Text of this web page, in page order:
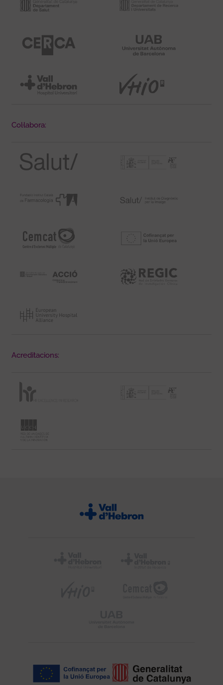
Col·labora:
Acreditacions: